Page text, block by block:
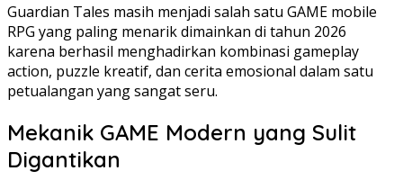
Guardian Tales masih menjadi salah satu GAME mobile
RPG yang paling menarik dimainkan di tahun 2026
karena berhasil menghadirkan kombinasi gameplay
action, puzzle kreatif, dan cerita emosional dalam satu
petualangan yang sangat seru.
Mekanik GAME Modern yang Sulit
Digantikan